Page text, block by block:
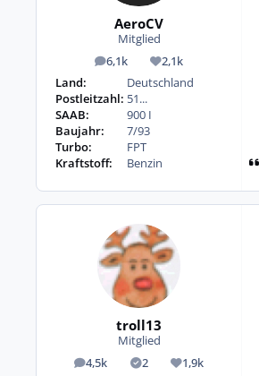
AeroCV
Mitglied
6,1k
Beiträge 2,1k
Reputation
Land:
Deutschland
Postleitzahl: 51...
SAAB:
900 I
Baujahr:
7/93
Turbo:
FPT
Kraftstoff:
Benzin
troll13
Mitglied
4,5k
Beiträge 2
Lösungen1,9k
Reputation